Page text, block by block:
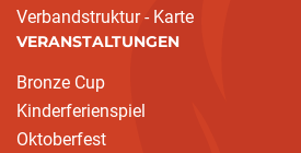
Verbandstruktur - Karte
VERANSTALTUNGEN
Bronze Cup
Kinderferienspiel
Oktoberfest